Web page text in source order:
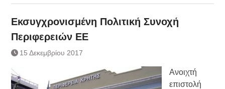
Εκσυγχρονισμένη Πολιτική Συνοχή
Περιφερειών ΕΕ
15 Δεκεμβρίου 2017
Ανοιχτή
επιστολή